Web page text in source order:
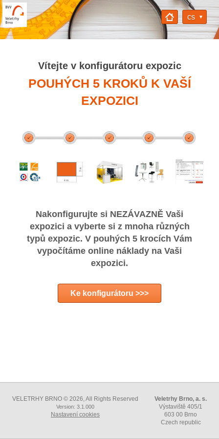
cs
Vítejte v konfigurátoru expozic
POUHÝCH 5 KROKŮ K VAŠÍ
EXPOZICI
Nakonfigurujte si NEZÁVAZNĚ Vaši
expozici a vyberte si z mnoha různých
typů expozic. V pouhých 5 krocích Vám
vypočítáme online náklady na Vaši
expozici.
Ke konfigurátoru >>>
VELETRHY BRNO © 2026, All Rights Reserved
Version: 3.1.000
Nastavení cookies
Veletrhy Brno, a. s.
Výstaviště 405/1
603 00 Brno
Czech republic